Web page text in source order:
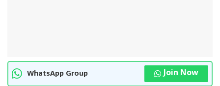
WhatsApp Group Join Now